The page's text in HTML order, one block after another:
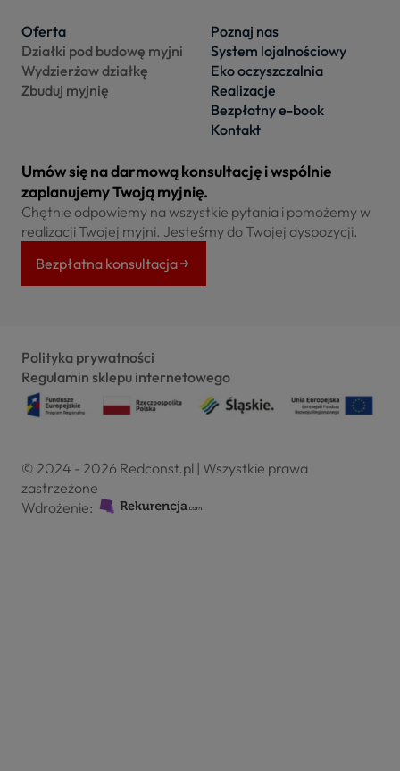
Oferta
Działki pod budowę myjni
Wydzierżaw działkę
Zbuduj myjnię
Poznaj nas
System lojalnościowy
Eko oczyszczalnia
Realizacje
Bezpłatny e-book
Kontakt
Umów się na darmową konsultację i wspólnie
zaplanujemy Twoją myjnię.
Chętnie odpowiemy na wszystkie pytania i pomożemy w
realizacji Twojej myjni. Jesteśmy do Twojej dyspozycji.
Bezpłatna konsultacja
Polityka prywatności
Regulamin sklepu internetowego
© 2024 - 2026 Redconst.pl | Wszystkie prawa
zastrzeżone
Wdrożenie: